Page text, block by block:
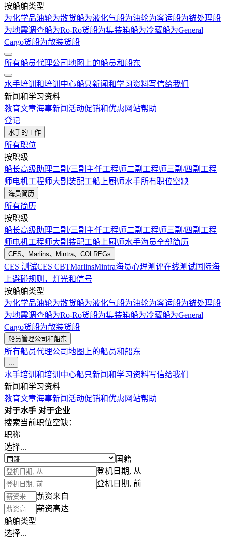
按船舶类型
为化学品油轮为散货船为液化气船为油轮为客运船为锚处理船
为地震调查船为Ro-Ro货船为集装箱船为冷藏船为General
Cargo货船为散装货船
所有船员代理公司地图上的船员和船东
水手培训和培训中心船只新闻和学习资料写信给我们
新闻和学习资料
教育文章海事新闻活动促销和优惠 网站帮助
登记
水手的工作
所有职位
按职级
船长高级助理二副/三副 主任工程师二副工程师三副/四副工程
师电机工程师大副 装配工船上厨师水手所有职位空缺
海员简历
所有简历
按职级
船长高级助理二副/三副 主任工程师二副工程师三副/四副工程
师电机工程师大副 装配工船上厨师水手海员全部简历
CES、Marlins、Mintra、COLREGs
CES 测试CES CBTMarlinsMintra海员心理测评在线测试国际海
上避碰规则，灯光和信号
按船舶类型
为化学品油轮为散货船为液化气船为油轮为客运船为锚处理船
为地震调查船为Ro-Ro货船为集装箱船为冷藏船为General
Cargo货船为散装货船
船员管理公司和船东
所有船员代理公司地图上的船员和船东
...
水手培训和培训中心船只新闻和学习资料写信给我们
新闻和学习资料
教育文章海事新闻活动促销和优惠 网站帮助
对于水手 对于企业
搜索当前职位空缺：
职称
选择...
国籍
登机日期, 从
登机日期, 前
薪资来自
薪资高达
船舶类型
选择...